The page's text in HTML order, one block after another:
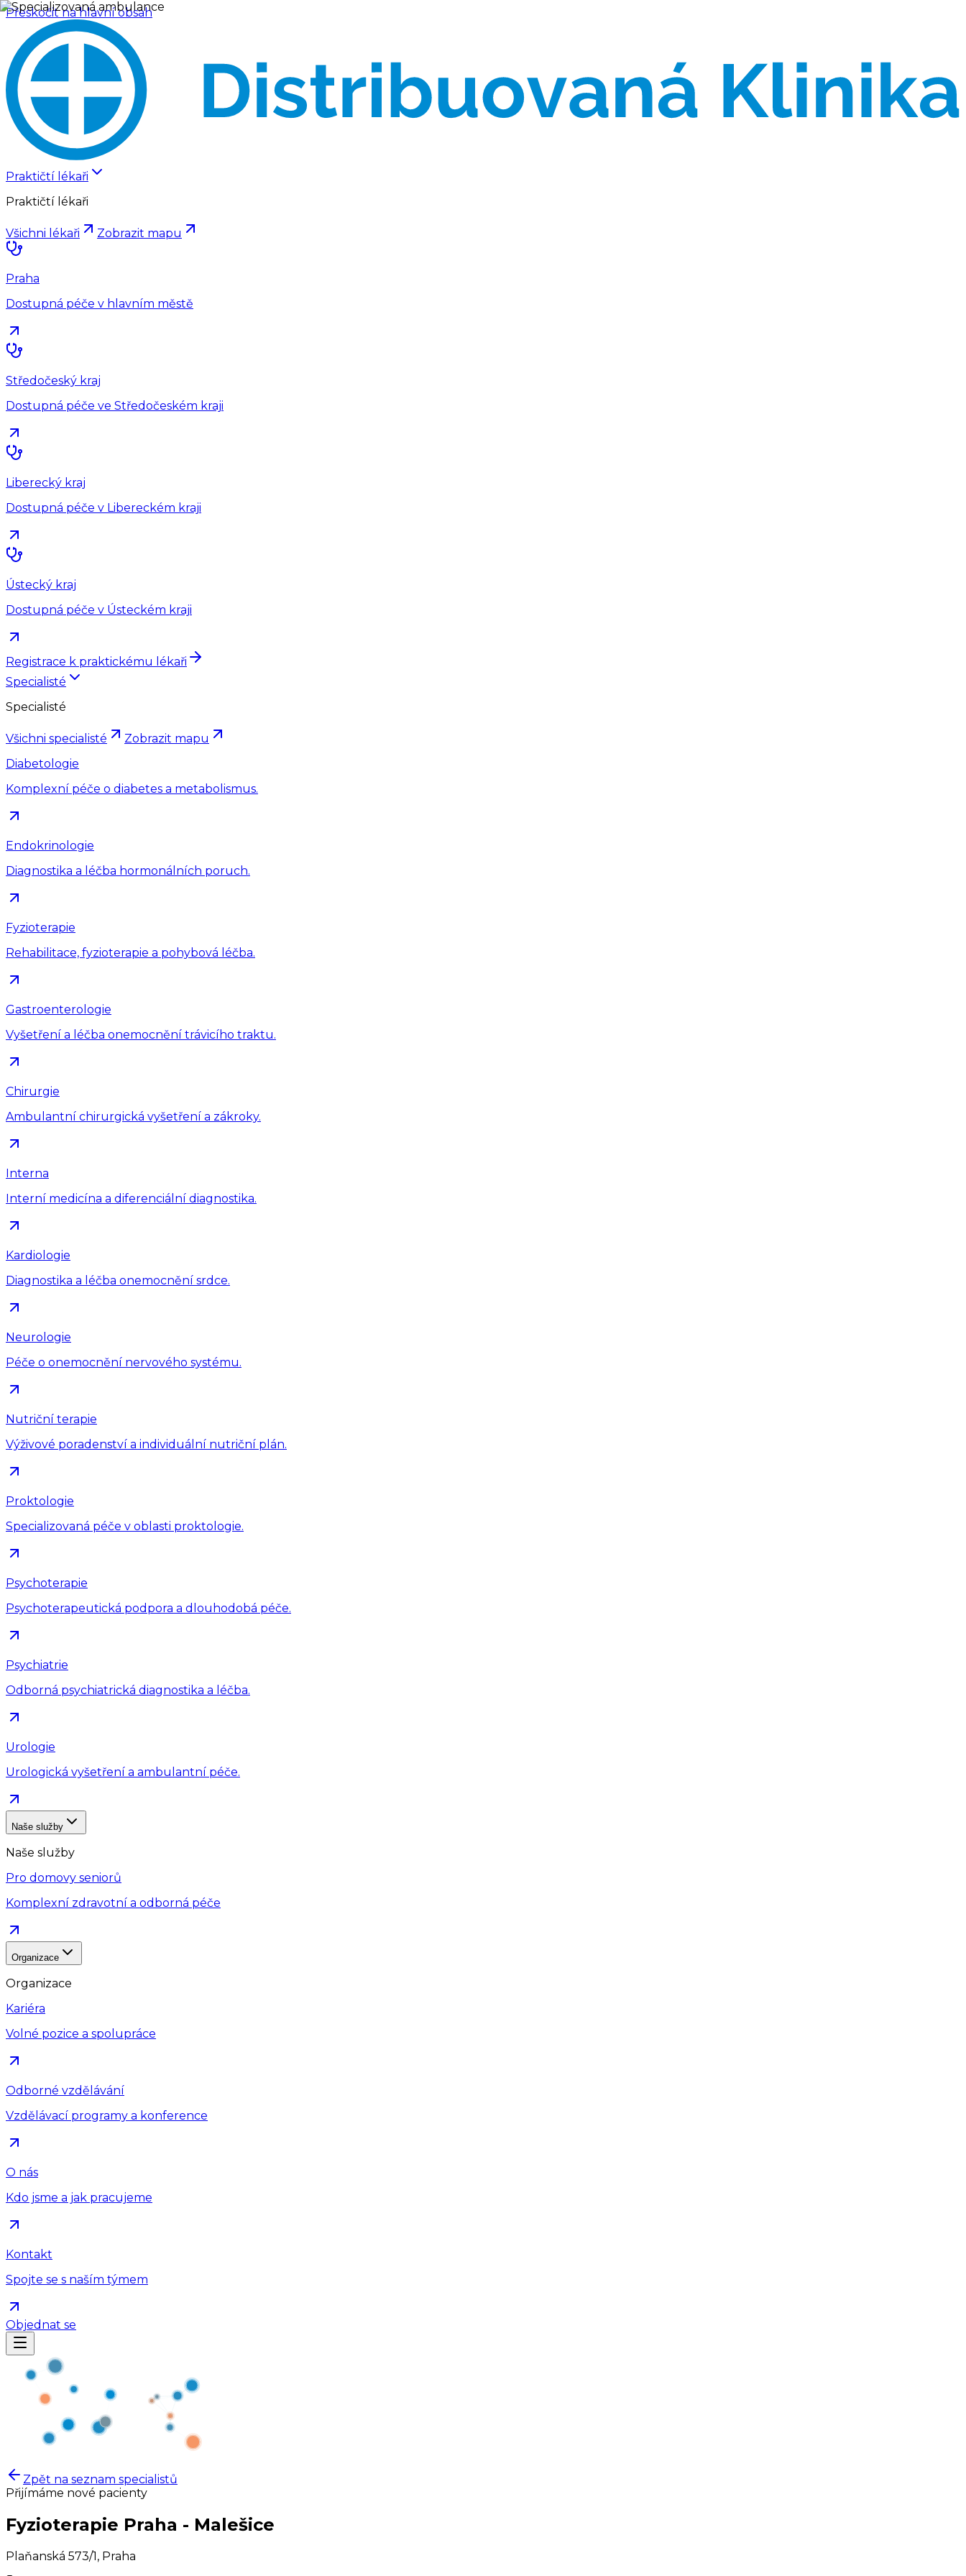
Přeskočit na hlavní obsah
Praktičtí lékaři
Praktičtí lékaři
Všichni lékaři Zobrazit mapu
Praha
Dostupná péče v hlavním městě
Středočeský kraj
Dostupná péče ve Středočeském kraji
Liberecký kraj
Dostupná péče v Libereckém kraji
Ústecký kraj
Dostupná péče v Ústeckém kraji
Registrace k praktickému lékaři
Specialisté
Specialisté
Všichni specialisté
Zobrazit mapu
Diabetologie
Komplexní péče o diabetes a metabolismus.
Endokrinologie
Diagnostika a léčba hormonálních poruch.
Fyzioterapie
Rehabilitace, fyzioterapie a pohybová léčba.
Gastroenterologie
Vyšetření a léčba onemocnění trávicího traktu.
Chirurgie
Ambulantní chirurgická vyšetření a zákroky.
Interna
Interní medicína a diferenciální diagnostika.
Kardiologie
Diagnostika a léčba onemocnění srdce.
Neurologie
Péče o onemocnění nervového systému.
Nutriční terapie
Výživové poradenství a individuální nutriční plán.
Proktologie
Specializovaná péče v oblasti proktologie.
Psychoterapie
Psychoterapeutická podpora a dlouhodobá péče.
Psychiatrie
Odborná psychiatrická diagnostika a léčba.
Urologie
Urologická vyšetření a ambulantní péče.
Naše služby
Naše služby
Pro domovy seniorů
Komplexní zdravotní a odborná péče
Organizace
Organizace
Kariéra
Volné pozice a spolupráce
Odborné vzdělávání
Vzdělávací programy a konference
O nás
Kdo jsme a jak pracujeme
Kontakt
Spojte se s naším týmem
Objednat se
Zpět na seznam specialistů
Přijímáme nové pacienty
Fyzioterapie Praha - Malešice
Plaňanská 573/1 , Praha